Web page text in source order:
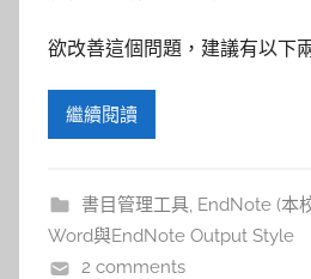
欲改善這個問題，建議有以下
繼續閱讀
書目管理工具, EndNote (本
Word與EndNote Output Style
2 comments